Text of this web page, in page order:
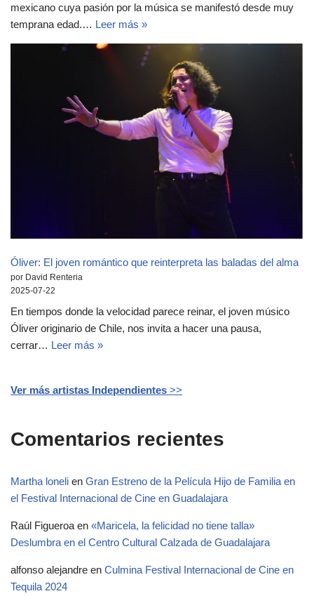
mexicano cuya pasión por la música se manifestó desde muy
temprana edad.… Leer más »
Óliver: El joven romántico que reinterpreta las baladas del alma
por David Renteria
2025-07-22
En tiempos donde la velocidad parece reinar, el joven músico
Óliver originario de Chile, nos invita a hacer una pausa,
cerrar… Leer más »
Ver más artistas Independientes >>
Comentarios recientes
Martha loneli en Gran Estreno de la Película Hijo de Familia en
el Festival Internacional de Cine en Guadalajara
Raúl Figueroa en «Maricela, la felicidad no tiene talla»
Deslumbra en el Centro Cultural Calzada de Guadalajara
alfonso alejandre en Culmina Festival Internacional de Cine en
Tequila 2024